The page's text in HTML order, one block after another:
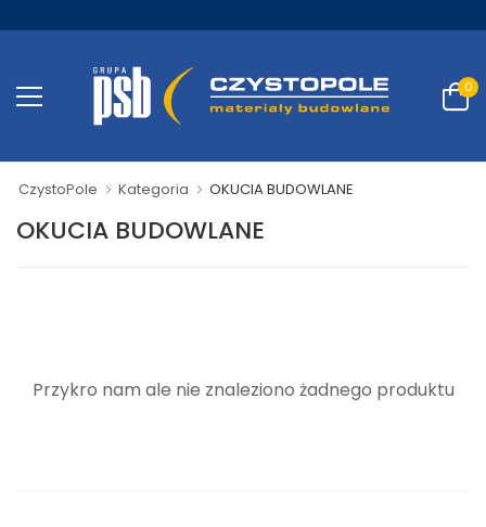
0
CzystoPole Kategoria OKUCIA BUDOWLANE
OKUCIA BUDOWLANE
Przykro nam ale nie znaleziono żadnego produktu